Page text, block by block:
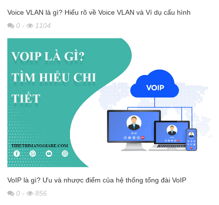
Voice VLAN là gì? Hiểu rõ về Voice VLAN và Ví dụ cấu hình
0 - 1104
VoIP là gì? Ưu và nhược điểm của hệ thống tổng đài VoIP
0 - 856